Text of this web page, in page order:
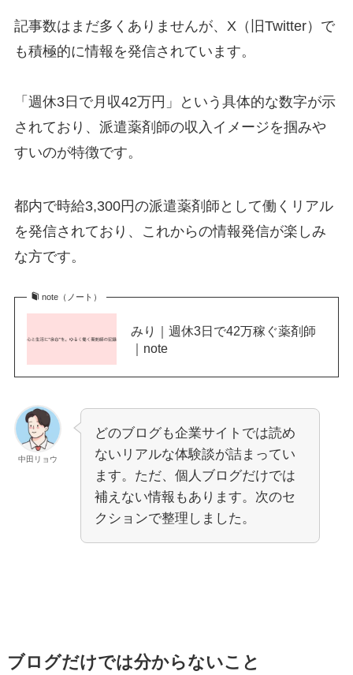
記事数はまだ多くありませんが、X（旧Twitter）で
も積極的に情報を発信されています。
「週休3日で月収42万円」という具体的な数字が示
されており、派遣薬剤師の収入イメージを掴みや
すいのが特徴です。
都内で時給3,300円の派遣薬剤師として働くリアル
を発信されており、これからの情報発信が楽しみ
な方です。
note（ノート）
みり｜週休3日で42万稼ぐ薬剤師
｜note
中田リョウ
どのブログも企業サイトでは読め
ないリアルな体験談が詰まってい
ます。ただ、個人ブログだけでは
補えない情報もあります。次のセ
クションで整理しました。
ブログだけでは分からないこと